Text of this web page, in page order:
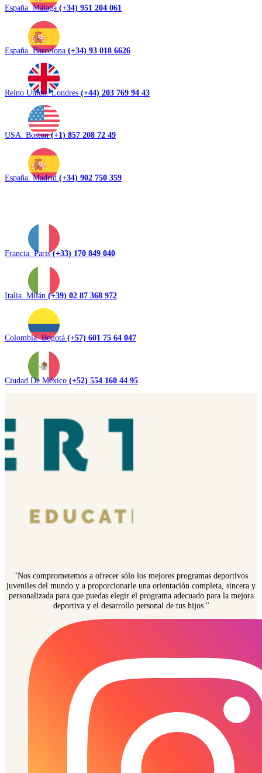
España. Málaga (+34) 951 204 061
España. Barcelona (+34) 93 018 6626
Reino Unido. Londres (+44) 203 769 94 43
USA. Boston(+1) 857 208 72 49
España. Madrid (+34) 902 750 359
Francia. Paris(+33) 170 849 040
Italia. Milán (+39) 02 87 368 972
Colombia. Bogotá (+57) 601 75 64 047
Ciudad De México (+52) 554 160 44 95
"Nos comprometemos a ofrecer sólo los mejores programas deportivos
juveniles del mundo y a proporcionarle una orientación completa, sincera y
personalizada para que puedas elegir el programa adecuado para la mejora
deportiva y el desarrollo personal de tus hijos."